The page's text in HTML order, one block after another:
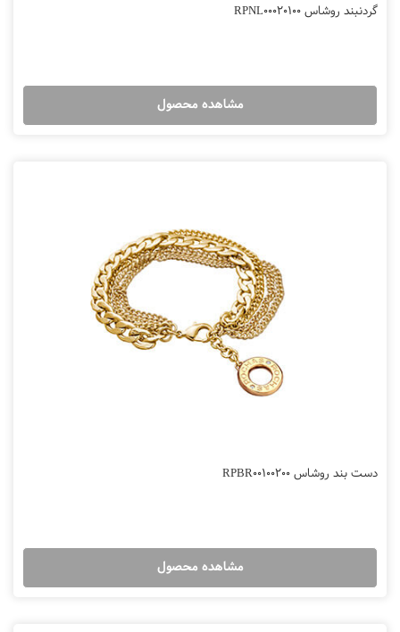
گردنبند روشاس RPNL00020100
مشاهده محصول
دست بند روشاس RPBR00100200
مشاهده محصول